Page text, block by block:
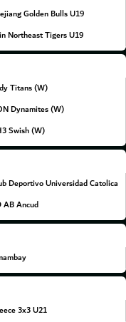
Golden Bulls U19
Northeast Tigers U19
Titans (W)
Dynamites (W)
Swish (W)
Deportivo Universidad Catolica
AB Ancud
3x3 U21